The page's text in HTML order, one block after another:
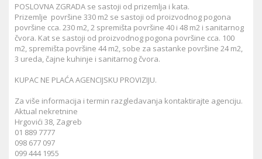
POSLOVNA ZGRADA se sastoji od prizemlja i kata.
Prizemlje površine 330 m2 se sastoji od proizvodnog pogona
površine cca. 230 m2, 2 spremišta površine 40 i 48 m2 i sanitarnog
čvora. Kat se sastoji od proizvodnog pogona površine cca. 100
m2, spremišta površine 44 m2, sobe za sastanke površine 24 m2,
3 ureda, čajne kuhinje i sanitarnog čvora.
KUPAC NE PLAĆA AGENCIJSKU PROVIZIJU.
Za više informacija i termin razgledavanja kontaktirajte agenciju.
Aktual nekretnine
Hrgovići 38, Zagreb
01 889 7777
098 677 097
099 444 1955